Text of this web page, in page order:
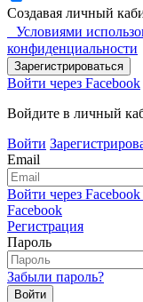
Создавая личный
Условиями
конфиденциальности
Войти через Facebook
Войдите в личный
Войти
Email
Войти через Facebook
Facebook
Регистрация
Пароль
Забыли пароль?